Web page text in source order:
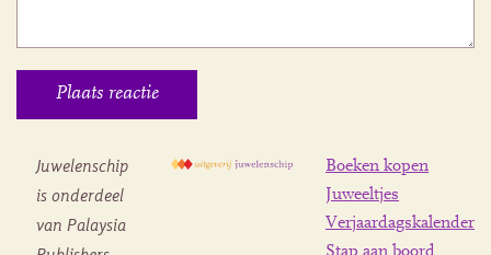
Juwelenschip
is onderdeel
van Palaysia
Boeken kopen
Juweeltjes
Verjaardagskalender